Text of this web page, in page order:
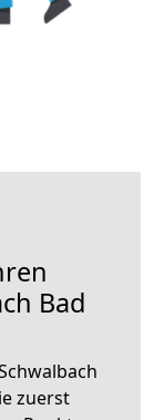
Bad
zuerst